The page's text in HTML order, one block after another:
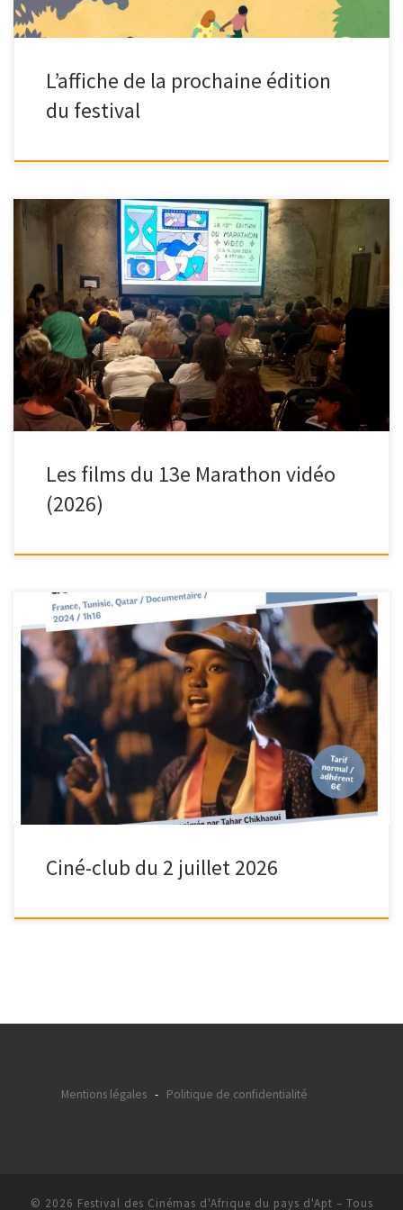
L’affiche de la prochaine édition
du festival
Equipe 1 « Les Lumières qu’on emporte » Equipe Wellsy (Apt,
France) Equipe 2 « Lueurs » Equipe Les […]
Les films du 13e Marathon vidéo
(2026)
Ciné-club du 2 juillet 2026
Mentions légales- Politique de confidentialité
© 2026 Festival des Cinémas d'Afrique du pays d'Apt – Tous